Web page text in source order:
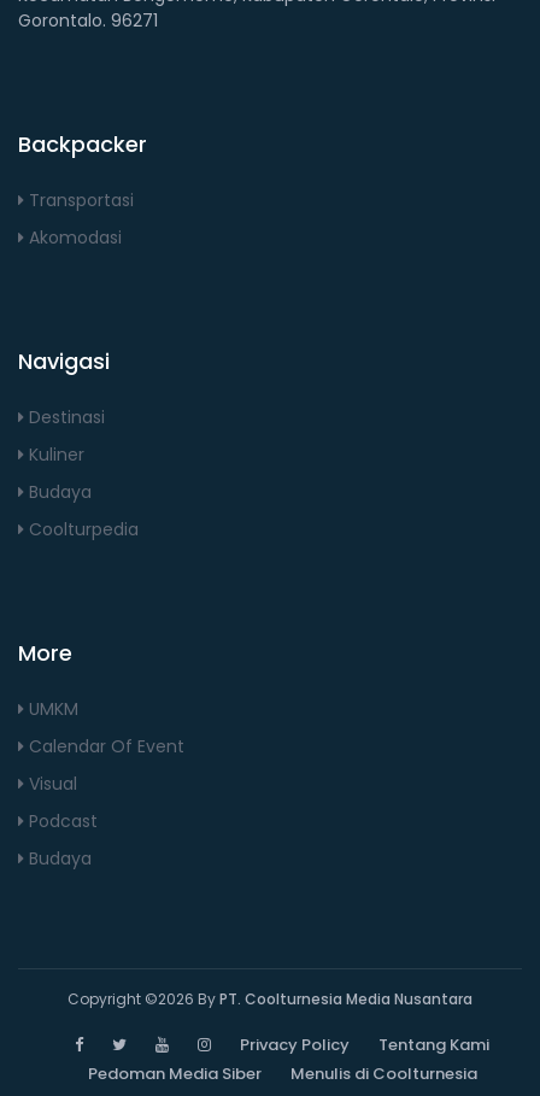
Gorontalo. 96271
Backpacker
Transportasi
Akomodasi
Navigasi
Destinasi
Kuliner
Budaya
Coolturpedia
More
UMKM
Calendar Of Event
Visual
Podcast
Budaya
Copyright ©2026 ByPT. Coolturnesia Media Nusantara
Privacy Policy
Tentang Kami
Pedoman Media Siber
Menulis di Coolturnesia